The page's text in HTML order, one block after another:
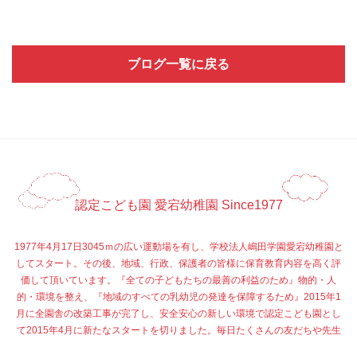
ブログ一覧に戻る
認定こども園 愛宕幼稚園 Since1977
1977年4月17日3045ｍの広い運動場を有し、学校法人嶋田学園愛宕幼稚園と
してスタート。その後、地域、行政、保護者の皆様に保育教育内容を高く評
価して頂いています。『全ての子どもたちの最善の利益のため』物的・人
的・環境を整え、『地域のすべての乳幼児の発達を保障するため』2015年1
月に全園舎の改築工事が完了し、安全安心の新しい環境で認定こども園とし
て2015年4月に新たなスタートを切りました。毎日たくさんの友だちや先生